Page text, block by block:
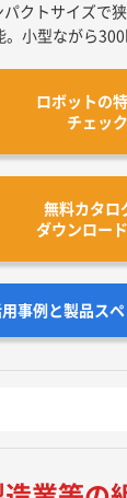
クトサイズで
小型ながら
ロボットの
チェック
無料カタロ
ダウンロー
事例と製品ス